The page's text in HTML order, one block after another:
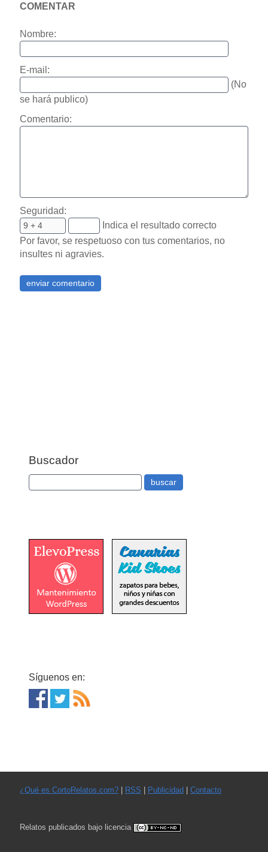
COMENTAR
Nombre:
E-mail:
(No
se hará publico)
Comentario:
Seguridad:
Indica el resultado correcto
Por favor, se respetuoso con tus comentarios, no
insultes ni agravies.
Buscador
Síguenos en:
¿Qué es CortoRelatos.com?| RSS Publicidad Contacto
Relatos publicados bajo licencia